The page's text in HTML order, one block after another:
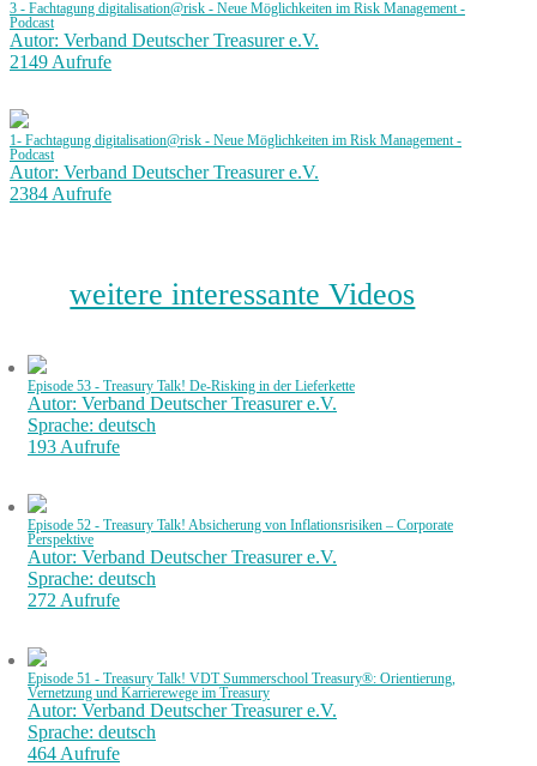
3 - Fachtagung digitalisation@risk - Neue Möglichkeiten im Risk Management -
Podcast
Autor: Verband Deutscher Treasurer e.V.
2149 Aufrufe
1- Fachtagung digitalisation@risk - Neue Möglichkeiten im Risk Management -
Podcast
Autor: Verband Deutscher Treasurer e.V.
2384 Aufrufe
weitere interessante Videos
Episode 53 - Treasury Talk! De-Risking in der Lieferkette
Autor: Verband Deutscher Treasurer e.V.
Sprache: deutsch
193 Aufrufe
Episode 52 - Treasury Talk! Absicherung von Inflationsrisiken – Corporate
Perspektive
Autor: Verband Deutscher Treasurer e.V.
Sprache: deutsch
272 Aufrufe
Episode 51 - Treasury Talk! VDT Summerschool Treasury®: Orientierung,
Vernetzung und Karrierewege im Treasury
Autor: Verband Deutscher Treasurer e.V.
Sprache: deutsch
464 Aufrufe